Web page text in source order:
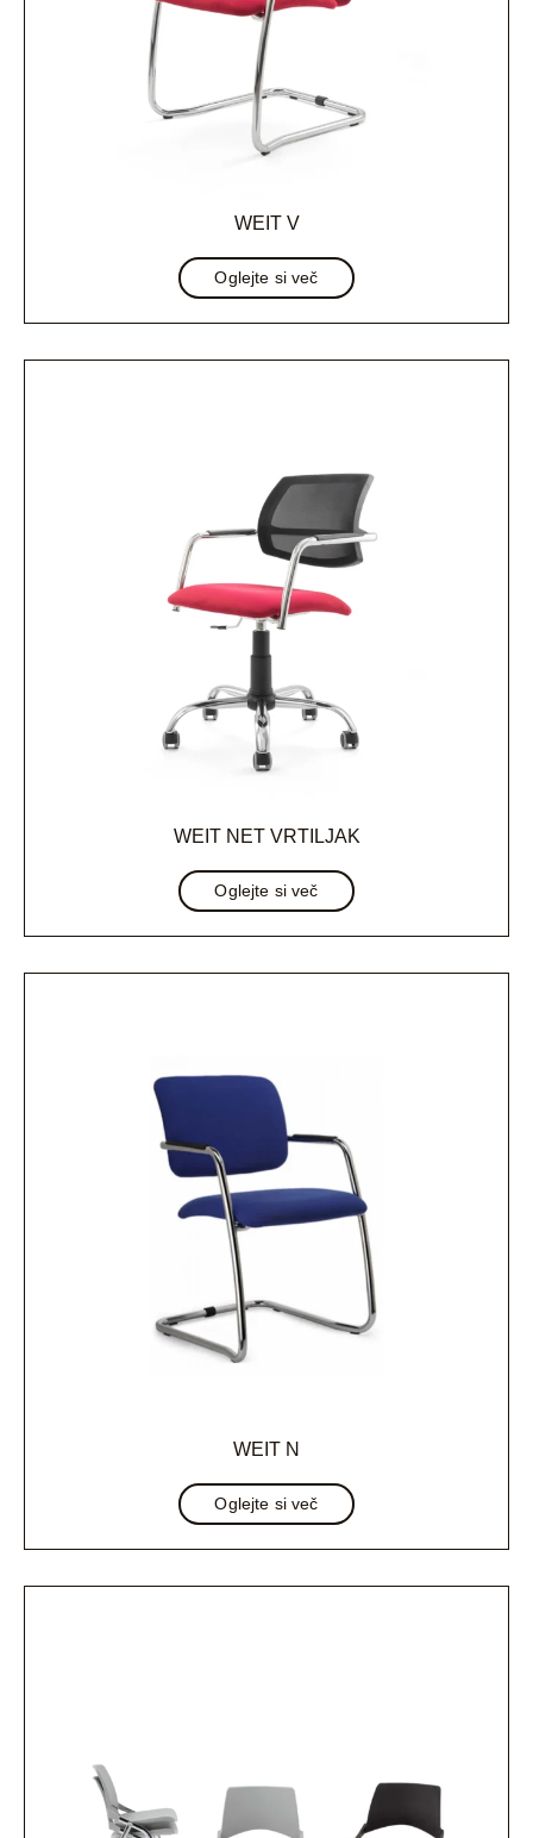
WEIT V
Oglejte si več
WEIT NET VRTILJAK
Oglejte si več
WEIT N
Oglejte si več